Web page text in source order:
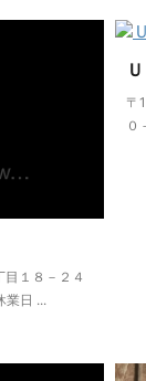
１８－２４
業日 ...
〒
０